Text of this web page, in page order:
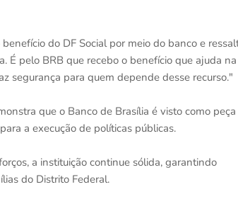
do DF Social por meio do banco e
É pelo BRB que recebo o benefício que ajuda na
segurança para quem depende desse recurso."
que o Banco de Brasília é visto como peça
a execução de políticas públicas.
a instituição continue sólida, garantindo
do Distrito Federal.